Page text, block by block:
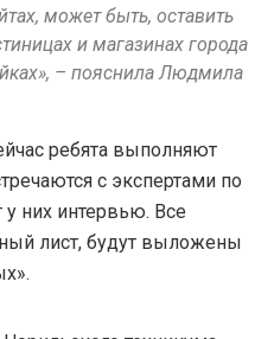
может быть, оставить
и магазинах города
– пояснила Людмила
ребята выполняют
с экспертами по
них интервью. Все
лист, будут выложены